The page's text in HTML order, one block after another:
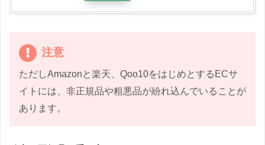
注意
ただしAmazonと楽天、Qoo10をはじめとするECサ
イトには、非正規品や粗悪品が紛れ込んでいることが
あります。